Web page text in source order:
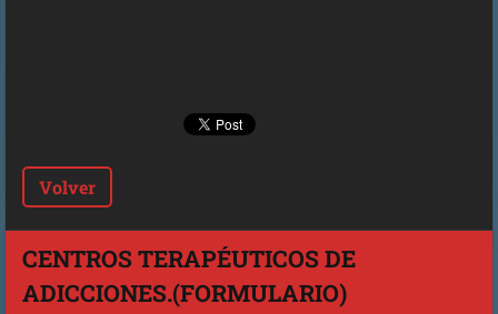
Volver
CENTROS TERAPÉUTICOS DE
ADICCIONES.(FORMULARIO)